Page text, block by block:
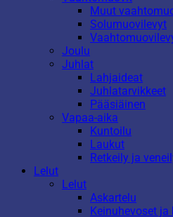
Muut
Solumuovilevyt
Joulu
Juhlat
Lahjaideat
Juhlatarvikkeet
Pääsiäinen
Vapaa-aika
Kuntoilu
Laukut
Retkeily ja
Lelut
Lelut
Askartelu
Keinuhevoset